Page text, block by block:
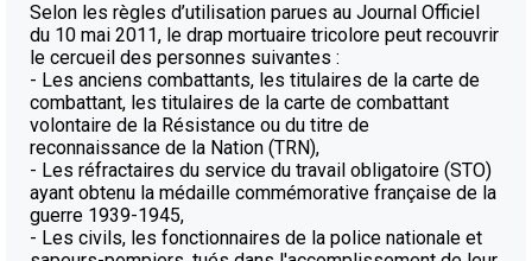
Selon les règles d’utilisation parues au Journal Officiel
du 10 mai 2011, le drap mortuaire tricolore peut recouvrir
le cercueil des personnes suivantes :
- Les anciens combattants, les titulaires de la carte de
combattant, les titulaires de la carte de combattant
volontaire de la Résistance ou du titre de
reconnaissance de la Nation (TRN),
- Les réfractaires du service du travail obligatoire (STO)
ayant obtenu la médaille commémorative française de la
guerre 1939-1945,
- Les civils, les fonctionnaires de la police nationale et